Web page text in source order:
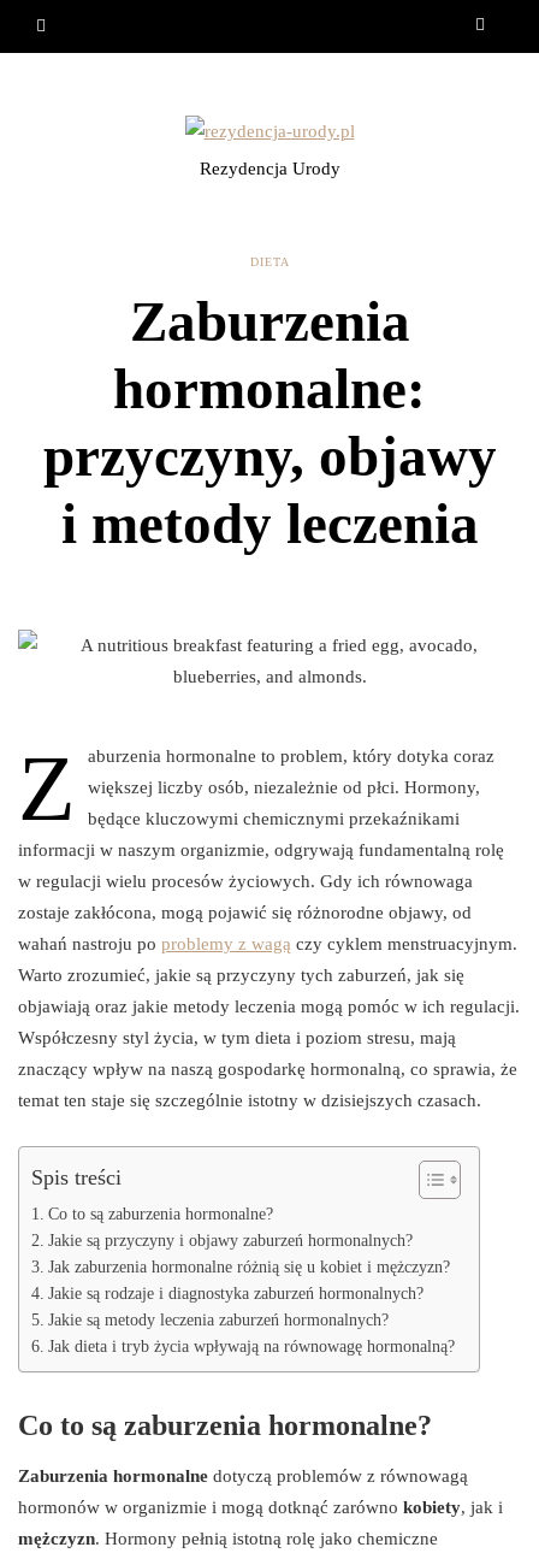
Rezydencja Urody
DIETA
Zaburzenia
hormonalne:
przyczyny, objawy
i metody leczenia
Z
aburzenia hormonalne to problem, który dotyka coraz
większej liczby osób, niezależnie od płci. Hormony,
będące kluczowymi chemicznymi przekaźnikami
informacji w naszym organizmie, odgrywają fundamentalną rolę
w regulacji wielu procesów życiowych. Gdy ich równowaga
zostaje zakłócona, mogą pojawić się różnorodne objawy, od
wahań nastroju po problemy z wagą czy cyklem menstruacyjnym.
Warto zrozumieć, jakie są przyczyny tych zaburzeń, jak się
objawiają oraz jakie metody leczenia mogą pomóc w ich regulacji.
Współczesny styl życia, w tym dieta i poziom stresu, mają
znaczący wpływ na naszą gospodarkę hormonalną, co sprawia, że
temat ten staje się szczególnie istotny w dzisiejszych czasach.
Spis treści
Co to są zaburzenia hormonalne?
Jakie są przyczyny i objawy zaburzeń hormonalnych?
Jak zaburzenia hormonalne różnią się u kobiet i mężczyzn?
Jakie są rodzaje i diagnostyka zaburzeń hormonalnych?
Jakie są metody leczenia zaburzeń hormonalnych?
Jak dieta i tryb życia wpływają na równowagę hormonalną?
Co to są zaburzenia hormonalne?
Zaburzenia hormonalne dotyczą problemów z równowagą
hormonów w organizmie i mogą dotknąć zarówno kobiety, jak i
mężczyzn. Hormony pełnią istotną rolę jako chemiczne